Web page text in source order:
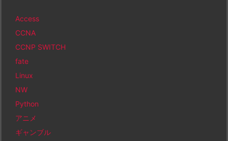
Access
CCNA
CCNP SWITCH
fate
Linux
NW
Python
アニメ
ギャンブル